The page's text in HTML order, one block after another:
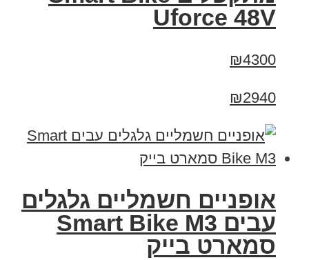
Uforce 48V
₪4300
₪2940
אופניים חשמליים גלגלים
עבים Smart Bike M3
סמארט בייק